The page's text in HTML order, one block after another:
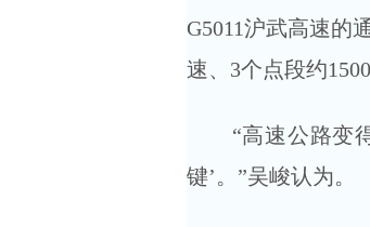
G5011沪武高速的
速、3个点段约
“高速公路变得
键’。”吴峻认为。